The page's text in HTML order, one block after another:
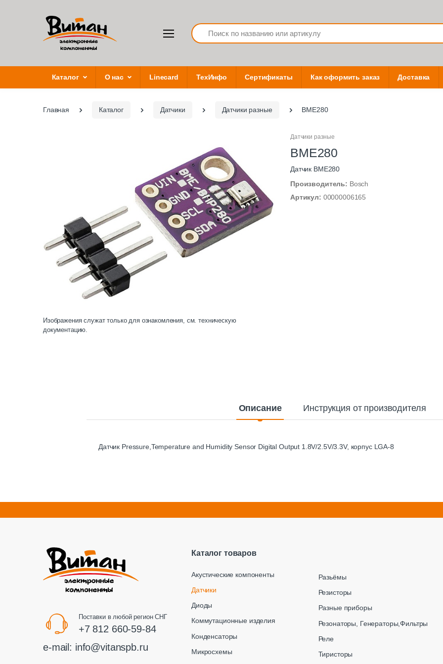
Search
Каталог О нас Linecard ТехИнфо Сертификаты Как оформить заказ Доставка
Главная Каталог Датчики Датчики разные BME280
Изображения служат только для ознакомления, см. техническую
документацию.
Датчики разные
BME280
Датчик BME280
Производитель: Bosch
Артикул: 00000006165
Описание Инструкция от производителя
Датчик Pressure,Temperature and Humidity Sensor Digital Output 1.8V/2.5V/3.3V, корпус LGA-8
Поставки в любой регион СНГ
+7 812 660-59-84
e-mail: info@vitanspb.ru
Каталог товаров
Акустические компоненты
Датчики
Диоды
Коммутационные изделия
Конденсаторы
Микросхемы
Разьёмы
Резисторы
Разные приборы
Резонаторы, Генераторы,Фильтры
Реле
Тиристоры